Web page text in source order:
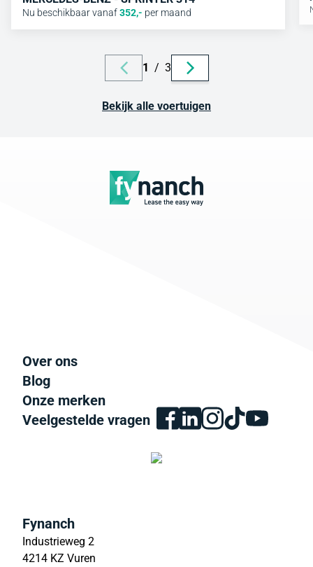
Nu beschikbaar vanaf352,- per maand
1 / 3
Bekijk alle voertuigen
Over ons
Blog
Onze merken
Veelgestelde vragen
Fynanch
Industrieweg 2
4214 KZ Vuren